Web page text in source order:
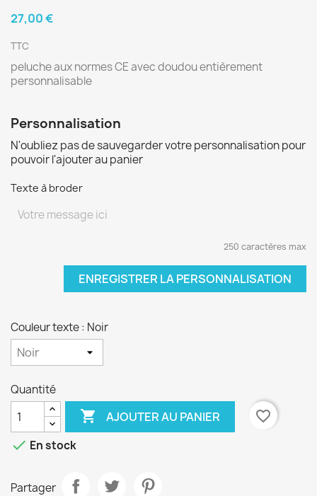
27,00 €
TTC
peluche aux normes CE avec doudou entièrement
personnalisable
Personnalisation
N'oubliez pas de sauvegarder votre personnalisation pour
pouvoir l'ajouter au panier
Texte à broder
250 caractères max
ENREGISTRER LA PERSONNALISATION
Couleur texte : Noir
Quantité
 AJOUTER AU PANIER
favorite_border
 En stock
Partager